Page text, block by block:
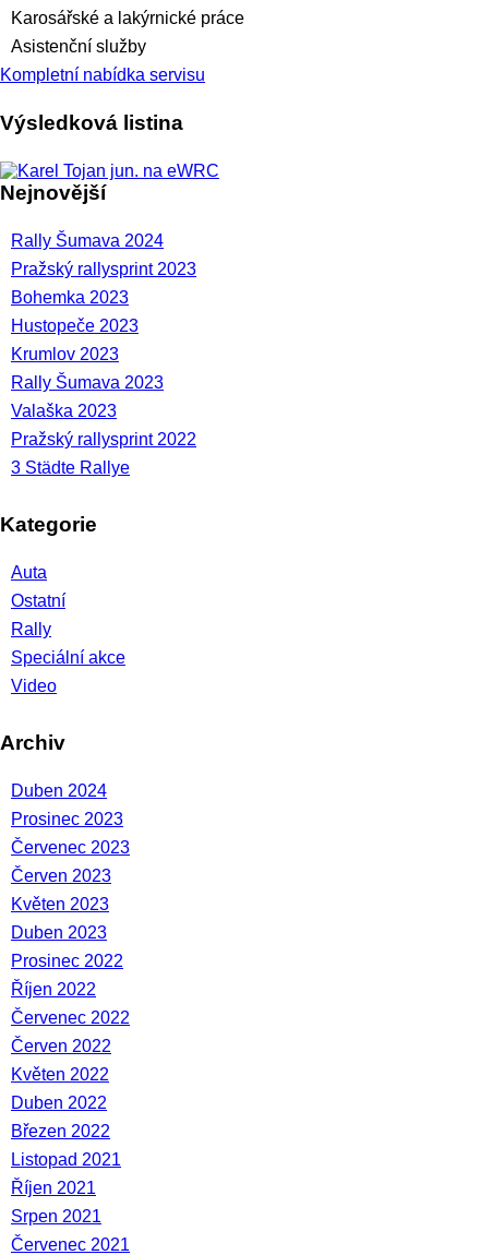
Karosářské a lakýrnické práce
Asistenční služby
Kompletní nabídka servisu
Výsledková listina
Nejnovější
Rally Šumava 2024
Pražský rallysprint 2023
Bohemka 2023
Hustopeče 2023
Krumlov 2023
Rally Šumava 2023
Valaška 2023
Pražský rallysprint 2022
3 Städte Rallye
Kategorie
Auta
Ostatní
Rally
Speciální akce
Video
Archiv
Duben 2024
Prosinec 2023
Červenec 2023
Červen 2023
Květen 2023
Duben 2023
Prosinec 2022
Říjen 2022
Červenec 2022
Červen 2022
Květen 2022
Duben 2022
Březen 2022
Listopad 2021
Říjen 2021
Srpen 2021
Červenec 2021